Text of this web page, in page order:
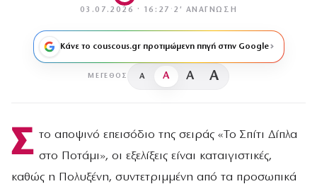
03.07.2026 · 16:27 · 2′ ΑΝΆΓΝΩΣΗ
Κάνε το couscous.gr προτιμώμενη πηγή στην Google
ΜΈΓΕΘΟΣ A A A A
Σ το αποψινό επεισόδιο της σειράς «Το Σπίτι Δίπλα
στο Ποτάμι», οι εξελίξεις είναι καταιγιστικές,
καθώς η Πολυξένη, συντετριμμένη από τα προσωπικά